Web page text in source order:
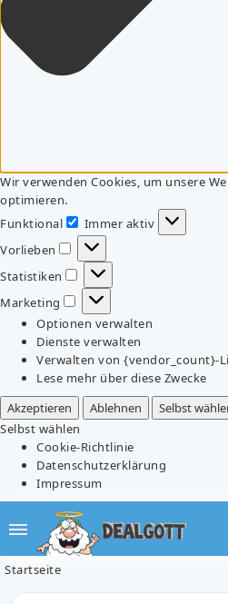
Wir verwenden Cookies, um unsere
optimieren.
Funktional
Funktional
Immer aktiv
Vorlieben
Vorlieben
Statistiken
Statistiken
Marketing
Marketing
Optionen verwalten
Dienste verwalten
Verwalten von {vendor_count}-
Lese mehr über diese Zwecke
Akzeptieren
Ablehnen Selbst
Selbst wählen
Cookie-Richtlinie
Datenschutzerklärung
Impressum
Startseite